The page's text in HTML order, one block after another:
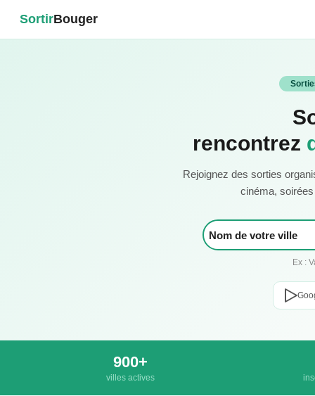
SortirBouger
rencontrez
Rejoignez des sorties
cinéma,
Ex :
900+
villes actives